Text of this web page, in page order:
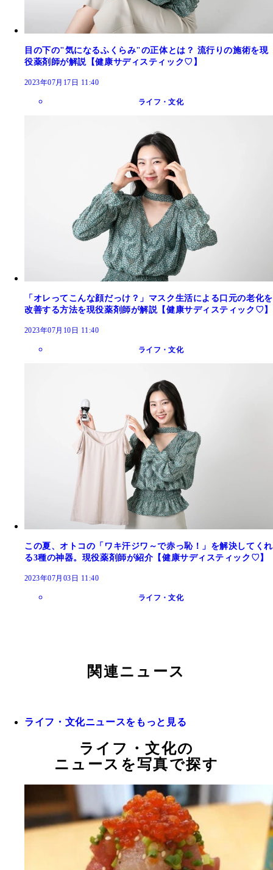
目の下の"気になるふくらみ"の正体とは？ 流行りの施術を現
役薬剤師が解説【健康サディスティック♡】
2023年07月17日 11:40
ライフ・文化
「オレってこんな顔だっけ？」マスク生活による口元の老化を
改善する方法を現役薬剤師が解説【健康サディスティック♡】
2023年07月10日 11:40
ライフ・文化
この夏、オトコの「ワキ汗ジワ～で赤っ恥！」を解決してくれ
る3種の神器。現役薬剤師が紹介【健康サディスティック♡】
2023年07月03日 11:40
ライフ・文化
関連ニュース
ライフ・文化ニュースをもっと見る
ライフ・文化の
ニュースを写真で探す